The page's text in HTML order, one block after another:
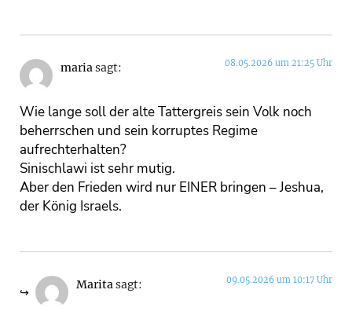
mariasagt: 08.05.2026 um 21:25 Uhr
Wie lange soll der alte Tattergreis sein Volk noch
beherrschen und sein korruptes Regime
aufrechterhalten?
Sinischlawi ist sehr mutig.
Aber den Frieden wird nur EINER bringen – Jeshua,
der König Israels.
Maritasagt: 09.05.2026 um 10:17 Uhr